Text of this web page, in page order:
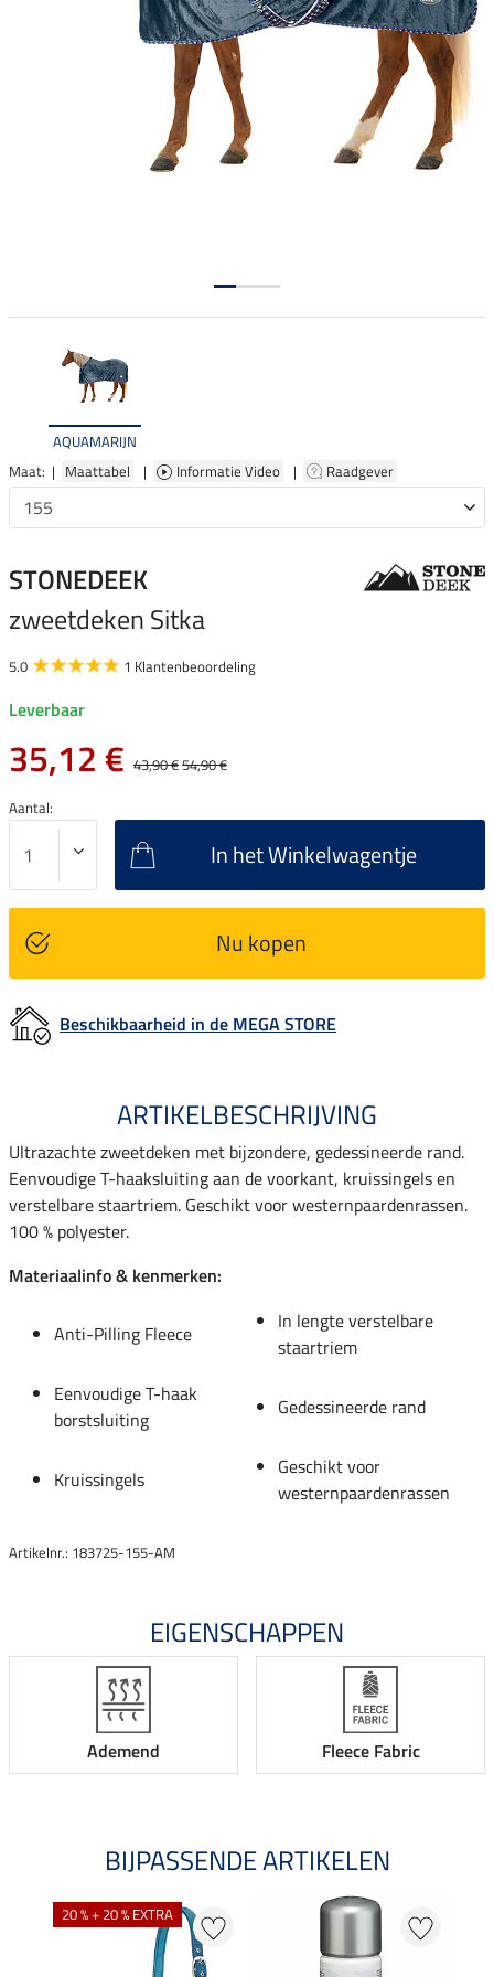
AQUAMARIJN
Maat: | Maattabel | Informatie Video | Raadgever
STONEDEEK
zweetdeken Sitka
5.0 1 Klantenbeoordeling
Leverbaar
35,12 € 43,90 €54,90 €
Aantal:
In het Winkelwagentje
Nu kopen
Beschikbaarheid in de MEGA STORE
ARTIKELBESCHRIJVING
Ultrazachte zweetdeken met bijzondere, gedessineerde rand.
Eenvoudige T-haaksluiting aan de voorkant, kruissingels en
verstelbare staartriem. Geschikt voor westernpaardenrassen.
100 % polyester.
Materiaalinfo & kenmerken:
Anti-Pilling Fleece
In lengte verstelbare
staartriem
Eenvoudige T-haak
borstsluiting
Gedessineerde rand
Kruissingels
Geschikt voor
westernpaardenrassen
Artikelnr.: 183725-155-AM
EIGENSCHAPPEN
Ademend Fleece Fabric
BIJPASSENDE ARTIKELEN
20 % + 20 % EXTRA